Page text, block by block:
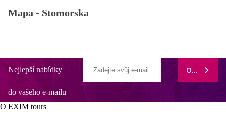
Mapa - Stomorska
Nejlepší nabídky
do vašeho e-mailu
ODEBÍRAT
O EXIM tours